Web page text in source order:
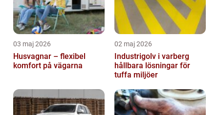
03 maj 2026
Husvagnar – flexibel
komfort på vägarna
02 maj 2026
Industrigolv i varberg
hållbara lösningar för
tuffa miljöer